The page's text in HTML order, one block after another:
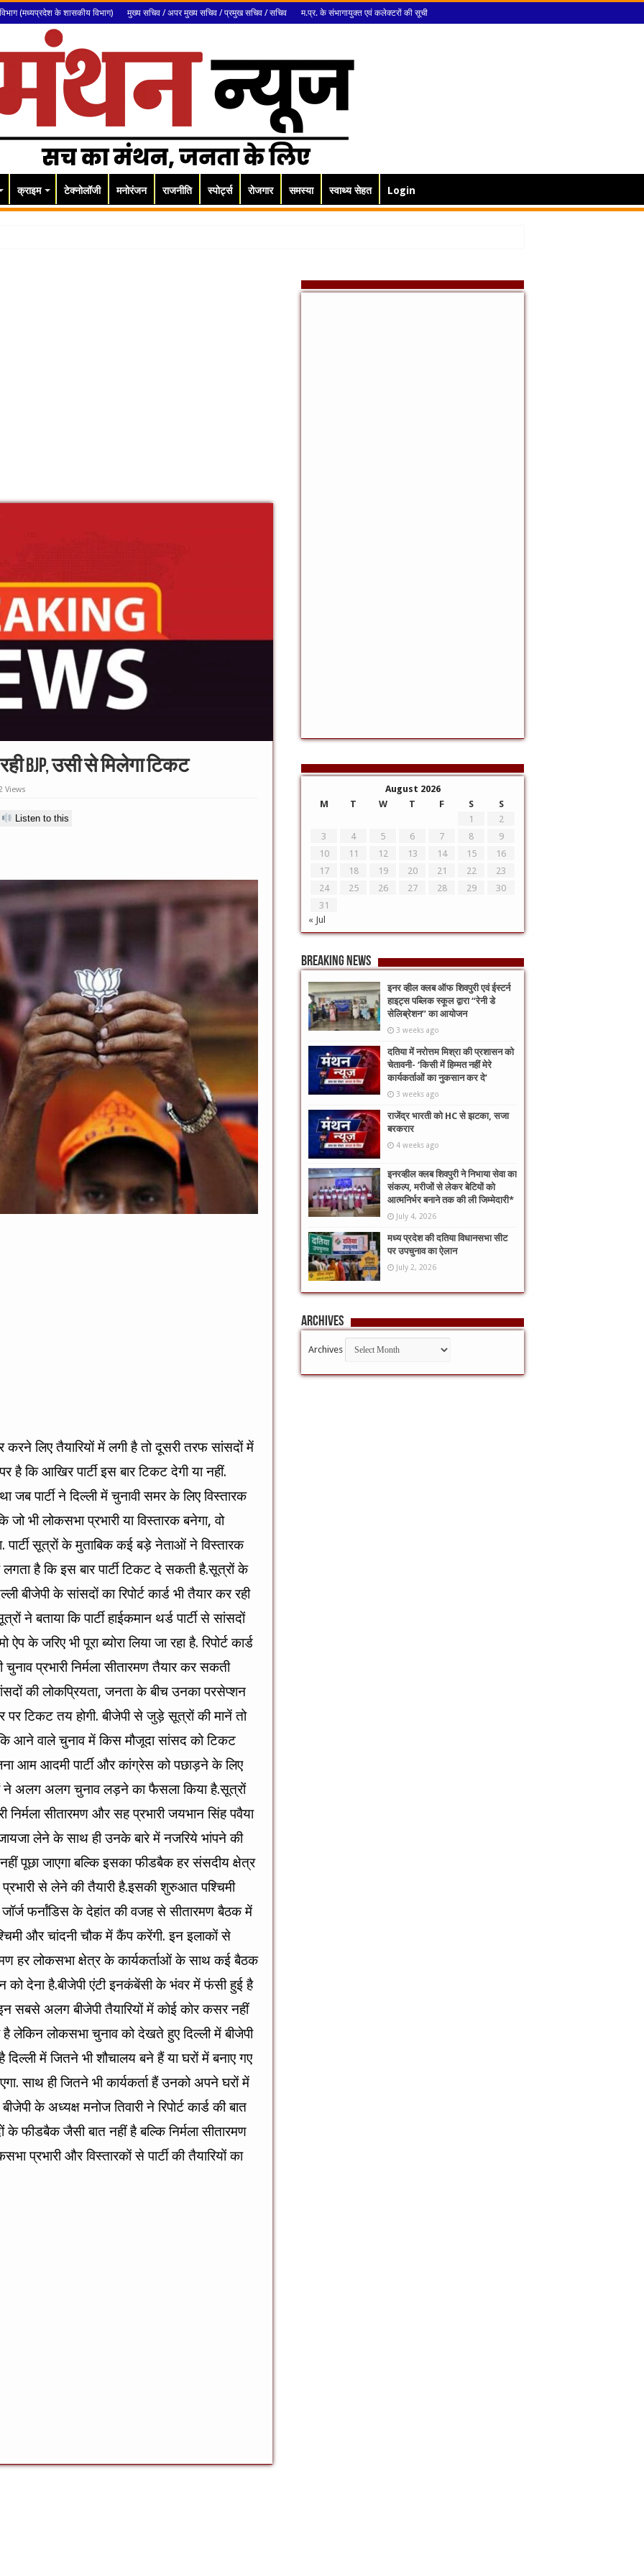
विभाग (मध्यप्रदेश के शासकीय विभाग) मुख्य सचिव / अपर मुख्य सचिव / प्रमुख सचिव / सचिव म.प्र. के संभागायुक्त एवं कलेक्टरों की सूची
क्राइम टेक्नोलॉजी मनोरंजन राजनीति स्पोर्ट्स रोजगार समस्या स्वाथ्य सेहत Login
बरकरार
रही BJP, उसी से मिलेगा टिकट
Views
Listen to this
करने लिए तैयारियों में लगी है तो दूसरी तरफ सांसदों में
कि आखिर पार्टी इस बार टिकट देगी या नहीं.
जब पार्टी ने दिल्ली में चुनावी समर के लिए विस्तारक
भी लोकसभा प्रभारी या विस्तारक बनेगा, वो
पार्टी सूत्रों के मुताबिक कई बड़े नेताओं ने विस्तारक
है कि इस बार पार्टी टिकट दे सकती है.सूत्रों के
बीजेपी के सांसदों का रिपोर्ट कार्ड भी तैयार कर रही
ने बताया कि पार्टी हाईकमान थर्ड पार्टी से सांसदों
के जरिए भी पूरा ब्योरा लिया जा रहा है. रिपोर्ट कार्ड
प्रभारी निर्मला सीतारमण तैयार कर सकती
की लोकप्रियता, जनता के बीच उनका परसेप्शन
टिकट तय होगी. बीजेपी से जुड़े सूत्रों की मानें तो
आने वाले चुनाव में किस मौजूदा सांसद को टिकट
आम आदमी पार्टी और कांग्रेस को पछाड़ने के लिए
ने अलग अलग चुनाव लड़ने का फैसला किया है.सूत्रों
निर्मला सीतारमण और सह प्रभारी जयभान सिंह पवैया
जायजा लेने के साथ ही उनके बारे में नजरिये भांपने की
पूछा जाएगा बल्कि इसका फीडबैक हर संसदीय क्षेत्र
से लेने की तैयारी है.इसकी शुरुआत पश्चिमी
जॉर्ज फर्नांडिस के देहांत की वजह से सीतारमण बैठक में
और चांदनी चौक में कैंप करेंगी. इन इलाकों से
हर लोकसभा क्षेत्र के कार्यकर्ताओं के साथ कई बैठक
को देना है.बीजेपी एंटी इनकंबेंसी के भंवर में फंसी हुई है
सबसे अलग बीजेपी तैयारियों में कोई कोर कसर नहीं
है लेकिन लोकसभा चुनाव को देखते हुए दिल्ली में बीजेपी
में जितने भी शौचालय बने हैं या घरों में बनाए गए
साथ ही जितने भी कार्यकर्ता हैं उनको अपने घरों में
के अध्यक्ष मनोज तिवारी ने रिपोर्ट कार्ड की बात
फीडबैक जैसी बात नहीं है बल्कि निर्मला सीतारमण
प्रभारी और विस्तारकों से पार्टी की तैयारियों का
August 2026
M
T W T F S
S
1
2
3
4 5 6 7 8
9
10
11 12 13 14 15
16
17
18 19 20 21 22
23
24
25 26 27 28 29
30
31
« Jul
Breaking News
इनर व्हील क्लब ऑफ शिवपुरी एवं ईस्टर्न
हाइट्स पब्लिक स्कूल द्वारा “रेनी डे
सेलिब्रेशन” का आयोजन
3 weeks ago
दतिया में नरोत्तम मिश्रा की प्रशासन को
चेतावनी- ‘किसी में हिम्मत नहीं मेरे
कार्यकर्ताओं का नुकसान कर दे’
3 weeks ago
राजेंद्र भारती को HC से झटका, सजा
बरकरार
4 weeks ago
इनरव्हील क्लब शिवपुरी ने निभाया सेवा का
संकल्प, मरीजों से लेकर बेटियों को
आत्मनिर्भर बनाने तक की ली जिम्मेदारी*
July 4, 2026
मध्य प्रदेश की दतिया विधानसभा सीट
पर उपचुनाव का ऐलान
July 2, 2026
Archives
Archives